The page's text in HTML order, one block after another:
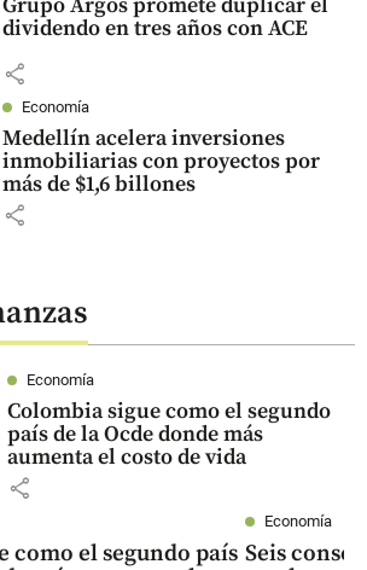
Grupo Argos promete duplicar el
dividendo en tres años con ACE
share
Economía
Medellín acelera inversiones
inmobiliarias con proyectos por
más de $1,6 billones
share
Economía
Colombia sigue como el segundo
país de la Ocde donde más
aumenta el costo de vida
share
como el segundo país
Economía
Seis